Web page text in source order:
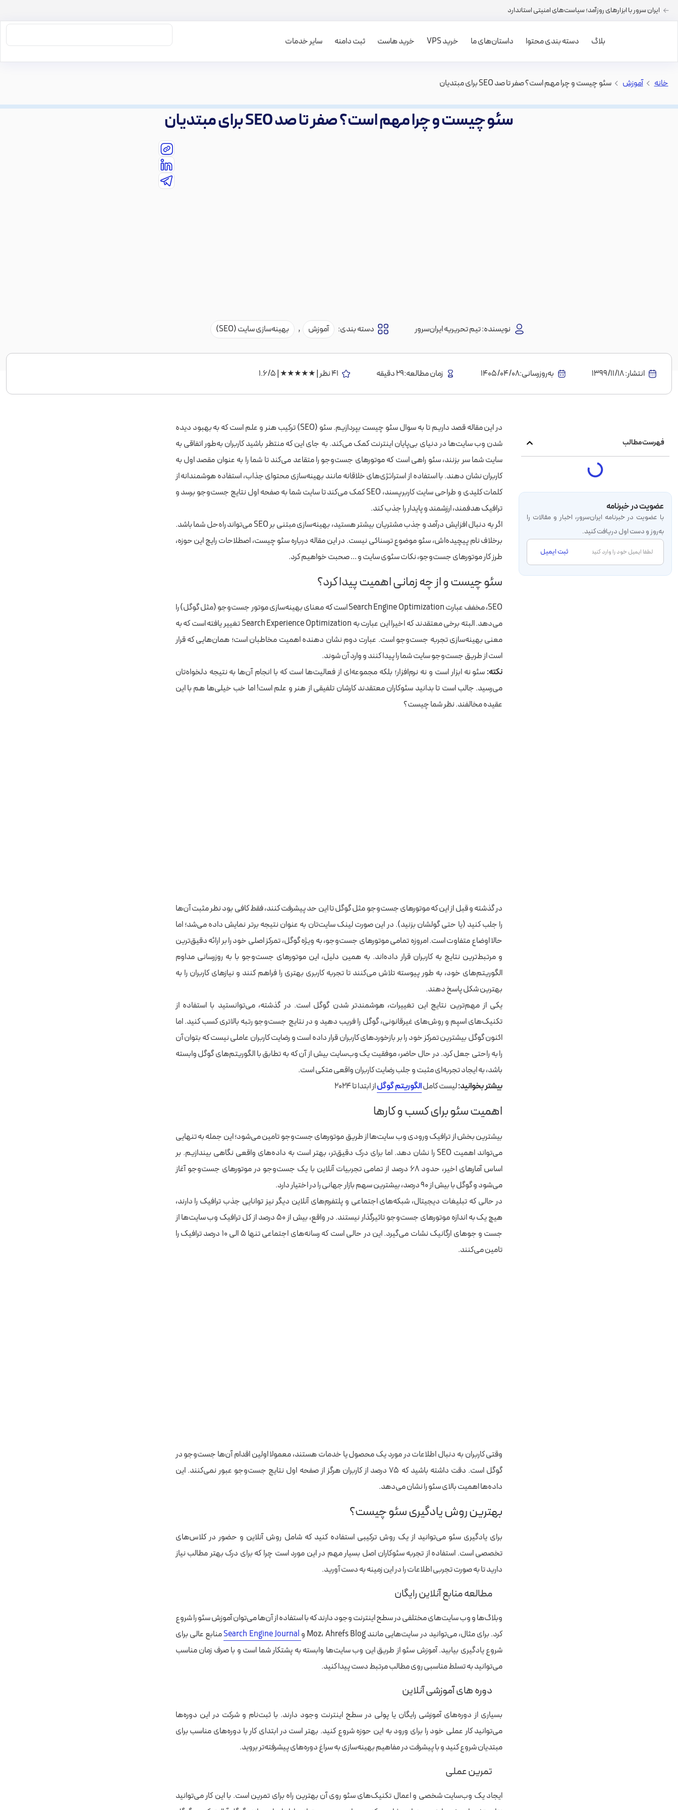
ایران سرور با ابزارهای روزآمد؛ سیاست‌های امنیتی استاندارد
بلاگ دسته بندی محتوا داستان‌های ما خرید VPS خرید هاست ثبت دامنه سایر خدمات
خانه > آموزش > سئو چیست و چرا مهم است؟ صفر تا صد SEO برای مبتدیان
سئو چیست و چرا مهم است؟ صفر تا صد SEO برای مبتدیان
نویسنده:تیم تحریریه ایران‌سرور دسته بندی: آموزش , بهینه‌سازی سایت (SEO)
انتشار:1399/11/18 به‌روز‌رسانی:۱۴۰۵/۰۴/۰۸ زمان مطالعه:29 دقیقه 41 نظر | ★★★★★ | 1.6/5
فهرست مطالب
عضویت در خبرنامه
با عضویت در خبرنامه‌ ایران‌سرور، اخبار و مقالات را
به‌روز و دست اول دریافت کنید.
ثبت ایمیل
در این مقاله قصد داریم تا به سوال سئو چیست بپردازیم. سئو (SEO) ترکیب هنر و علم است که به بهبود دیده‌
شدن وب‌ سایت‌ها در دنیای بی‌پایان اینترنت کمک می‌کند. به جای این که منتظر باشید کاربران به‌طور اتفاقی به
سایت شما سر بزنند، سئو راهی است که موتورهای جست‌وجو را متقاعد می‌کند تا شما را به عنوان مقصد اول به
کاربران نشان دهند. با استفاده از استراتژی‌های خلاقانه مانند بهینه‌سازی محتوای جذاب، استفاده هوشمندانه از
کلمات کلیدی و طراحی سایت کاربرپسند، SEO کمک می‌کند تا سایت شما به صفحه اول نتایج جست‌وجو برسد و
ترافیک هدفمند، ارزشمند و پایدار را جذب کند.
اگر به دنبال افزایش درآمد و جذب مشتریان بیشتر هستید، بهینه‌سازی مبتنی بر SEO می‌تواند راه‌حل شما باشد.
برخلاف نام پیچیده‌اش، سئو موضوع ترسناکی نیست. در این مقاله درباره سئو چیست، اصطلاحات رایج این حوزه،
طرز کار موتورهای جست‌وجو، نکات سئوی سایت و … صحبت خواهیم کرد.
سئو چیست و از چه زمانی اهمیت پیدا کرد؟
SEO، مخفف عبارت Search Engine Optimization است که ‌معنای بهینه‌سازی موتور جست‌وجو (مثل گوگل) را
می‌دهد. البته برخی معتقدند که اخیرا این عبارت به Search Experience Optimization تغییر یافته است که
به
معنی بهینه‌سازی تجربه جست‌وجو است. عبارت دوم نشان‌ دهنده اهمیت مخاطبان است؛ همان‌هایی که قرار
است از طریق جست‌وجو سایت شما را پیدا کنند و وارد آن شوند.
نکته: سئو نه ابزار است و نه نرم‌افزار؛ بلکه مجموعه‌ای از فعالیت‌ها است که با انجام آن‌ها به نتیجه دلخواه‌تان
می‌رسید. جالب است تا بدانید سئوکاران معتقدند کارشان تلفیقی از هنر و علم است! اما خب خیلی‌ها هم با این
عقیده مخالفند. نظر شما چیست؟
در گذشته و قبل از این که موتورهای جست‌و‌جو مثل گوگل تا این حد پیشرفت کنند، فقط کافی بود نظر مثبت آن‌ها
را جلب کنید (یا حتی گولشان بزنید). در این صورت لینک سایت‌تان به عنوان نتیجه برتر نمایش داده می‌شد؛ اما
حالا اوضاع متفاوت است.امروزه تمامی موتورهای جست‌وجو، به‌ ویژه گوگل، تمرکز اصلی خود را بر ارائه دقیق‌ترین
و مرتبط‌ترین نتایج به کاربران قرار داده‌اند. به همین دلیل، این موتورهای جست‌و‌جو با به‌ روزرسانی مداوم
الگوریتم‌های خود، به‌ طور پیوسته تلاش می‌کنند تا تجربه کاربری بهتری را فراهم کنند و نیازهای کاربران را به
بهترین شکل پاسخ دهند.
یکی از مهم‌ترین نتایج این تغییرات، هوشمندتر شدن گوگل است. در گذشته، می‌توانستید با استفاده از
تکنیک‌های اسپم و روش‌های غیرقانونی، گوگل را فریب دهید و در نتایج جست‌وجو رتبه بالاتری کسب کنید. اما
اکنون گوگل بیشترین تمرکز خود را بر بازخوردهای کاربران قرار داده است و رضایت کاربران عاملی نیست که بتوان آن
را به راحتی جعل کرد. در حال حاضر، موفقیت یک وب‌سایت بیش از آن که به تطابق با الگوریتم‌های گوگل وابسته
باشد، به ایجاد تجربه‌ای مثبت و جلب رضایت کاربران واقعی متکی است.
بیشتر بخوانید:لیست کاملالگوریتم گوگلاز ابتدا تا ۲۰۲۴
اهمیت سئو برای کسب و کارها
بیشترین بخش از ترافیک ورودی وب‌ سایت‌ها از طریق موتورهای جست‌وجو تامین می‌شود؛ این جمله به‌ تنهایی
می‌تواند اهمیت SEO را نشان دهد. اما برای درک دقیق‌تر، بهتر است به داده‌های واقعی نگاهی بیندازیم. بر
اساس آمارهای اخیر، حدود ۶۸ درصد از تمامی تجربیات آنلاین با یک جست‌وجو در موتورهای جست‌وجو آغاز
می‌شود و گوگل با بیش از ۹۰ درصد، بیشترین سهم بازار جهانی را در اختیار دارد.
در حالی که تبلیغات دیجیتال، شبکه‌های اجتماعی و پلتفرم‌های آنلاین دیگر نیز توانایی جذب ترافیک را دارند،
هیچ‌ یک به‌ اندازه موتورهای جست‌وجو تاثیرگذار نیستند. در واقع، بیش از ۵۰ درصد از کل ترافیک وب‌ سایت‌ها از
جست‌ و جوهای ارگانیک نشات می‌گیرد. این در حالی است که رسانه‌های اجتماعی تنها ۵ الی ۱۰ درصد ترافیک را
تامین می‌کنند.
وقتی کاربران به دنبال اطلاعات در مورد یک محصول یا خدمات هستند، معمولا اولین اقدام آن‌ها جست‌وجو در
گوگل است. دقت داشته باشید که ۷۵ درصد از کاربران هرگز از صفحه اول نتایج جست‌وجو عبور نمی‌کنند. این
داده‌ها اهمیت بالای سئو را نشان می‌دهد.
بهترین روش یادگیری سئو چیست؟
برای یادگیری سئو می‌توانید از یک روش ترکیبی استفاده کنید که شامل روش آنلاین و حضور در کلاس‌های
تخصصی است. استفاده از تجربه سئوکاران اصل بسیار مهم در این مورد است چرا که برای درک بهتر مطالب نیاز
دارید تا به صورت تجربی اطلاعات را در این زمینه به دست آورید.
مطالعه منابع آنلاین رایگان
وبلاگ‌ها و وب سایت‌‌های مختلفی در سطح اینترنت وجود دارند که با استفاده از آن‌ها می‌توان آموزش سئو را شروع
کرد. برای مثال، می‌توانید در سایت‌هایی مانند Moz، Ahrefs Blog و
منابع عالی برای
شروع یادگیری بیابید. آموزش سئو از طریق این وب سایت‌ها وابسته به پشتکار شما است و با صرف زمان مناسب
می‌توانید به تسلط مناسبی روی مطالب مرتبط دست پیدا کنید.
دوره های آموزشی آنلاین
بسیاری از دوره‌های آموزشی رایگان یا پولی در سطح اینترنت وجود دارند. با ثبت‌نام و شرکت در این دوره‌ها
می‌توانید کار عملی خود را برای ورود به این حوزه شروع کنید. بهتر است در ابتدای کار با دوره‌های مناسب برای
مبتدیان شروع کنید و با پیشرفت در مفاهیم بهینه‌سازی به سراغ دوره‌های پیشرفته‌تر بروید.
تمرین عملی
ایجاد یک وب‌سایت شخصی و اعمال تکنیک‌های سئو روی آن بهترین راه برای تمرین است. با این کار می‌توانید